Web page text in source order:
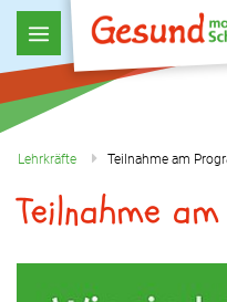
Lehrkräfte Teilnahme am
Teilnahme